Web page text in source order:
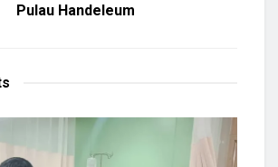
Pulau Handeleum